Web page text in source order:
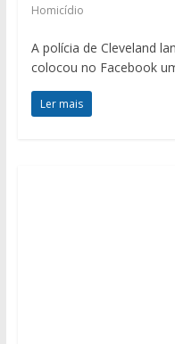
Homicídio
A polícia de Cleveland
colocou no Facebook
Ler mais